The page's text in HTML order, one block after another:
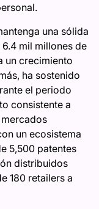
una sólida
mil millones de
un crecimiento
ha sostenido
el periodo
consistente a
un ecosistema
5,500 patentes
distribuidos
180 retailers a